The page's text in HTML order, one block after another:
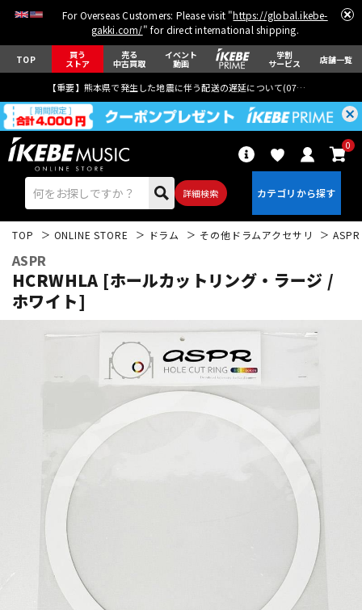
For Overseas Customers: Please visit "https://global.ikebe-
gakki.com/" for direct international shipping.
TOP 買う
ストア
売る
中古買取
イベント
動画
学割
サービス 店舗一覧
【重要】熊本県で発生した地震に伴う配送の遅延について(07月29日
詳細検索
0
アコギ/エレアコ
ウクレレ
ドラム パーカッション
キーボード
管楽器
TOP ONLINE STORE ドラム その他ドラムアクセサリ ASPR
ASPR
HCRWHLA [ホールカットリング・ラージ /
ホワイト]